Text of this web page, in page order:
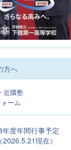
方へ
近隣塾
ーム
年度年間行事予定
（2026.5.21現在）